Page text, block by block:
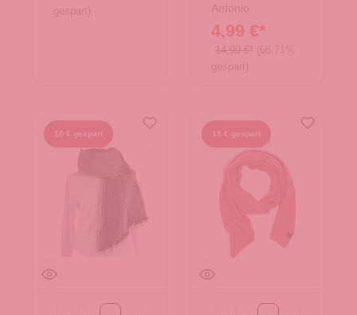
gespart) Antonio
4,99 €*
14,99 €* (66.71%
gespart)
10 € gespart 15 € gespart